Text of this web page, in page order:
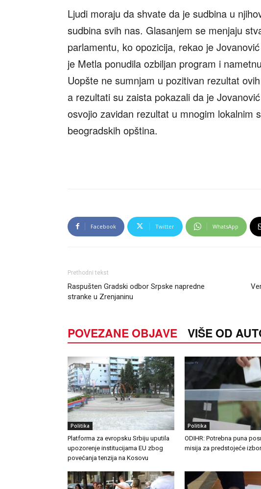
Ljudi moraju da shvate da je sudbina u
sudbina svih nas. Glasanjem se menjaju
parlamentu, ko opozicija, rekao je
je Metla ponudila ozbiljan program i
Uopšte ne sumnjam u pozitivan rezultat
a rezultati su zaista pokazali da je
osvojio zavidan rezultat u mnogim lokalnim
beogradskih opština.
Facebook Twitter WhatsApp
Prethodni tekst
Raspušten Gradski odbor Srpske napredne
stranke u Zrenjaninu
POVEZANE OBJAVE VIŠE OD
Politika
Platforma za evropsku Srbiju uputila
upozorenje institucijama EU zbog
povećanja tenzija na Kosovu
Politika
ODIHR: Potrebna puna
misija za predstojeće